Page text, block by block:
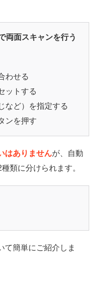
両面スキャンを行う
わせる
ットする
など）を指定する
ンを押す
はありませんが、自動
類に分けられます。
て簡単にご紹介しま